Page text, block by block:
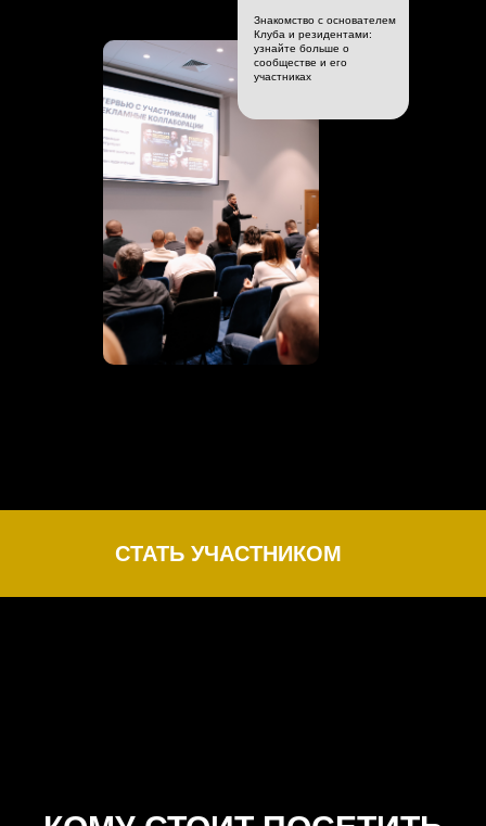
Знакомство с основателем
Клуба и резидентами:
узнайте больше о
сообществе и его
участниках
СТАТЬ УЧАСТНИКОМ